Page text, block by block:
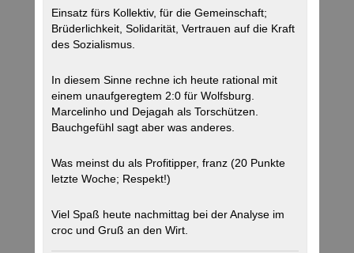
Einsatz fürs Kollektiv, für die Gemeinschaft;
Brüderlichkeit, Solidarität, Vertrauen auf die Kraft
des Sozialismus.
In diesem Sinne rechne ich heute rational mit
einem unaufgeregtem 2:0 für Wolfsburg.
Marcelinho und Dejagah als Torschützen.
Bauchgefühl sagt aber was anderes.
Was meinst du als Profitipper, franz (20 Punkte
letzte Woche; Respekt!)
Viel Spaß heute nachmittag bei der Analyse im
croc und Gruß an den Wirt.